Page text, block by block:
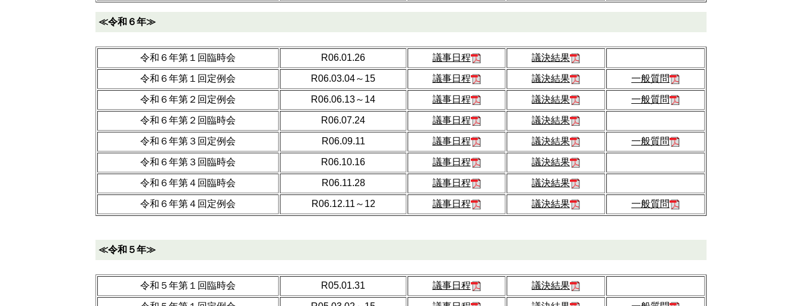
≪令和６年≫
令和６年第１回臨時会 R06.01.26 議事日程 議決結果
令和６年第１回定例会 R06.03.04～15 議事日程 議決結果 一般質問
令和６年第２回定例会 R06.06.13～14 議事日程 議決結果 一般質問
令和６年第２回臨時会 R06.07.24 議事日程 議決結果
令和６年第３回定例会 R06.09.11 議事日程 議決結果 一般質問
令和６年第３回臨時会 R06.10.16 議事日程 議決結果
令和６年第４回臨時会 R06.11.28 議事日程 議決結果
令和６年第４回定例会 R06.12.11～12 議事日程 議決結果 一般質問
≪令和５年≫
令和５年第１回臨時会 R05.01.31 議事日程 議決結果